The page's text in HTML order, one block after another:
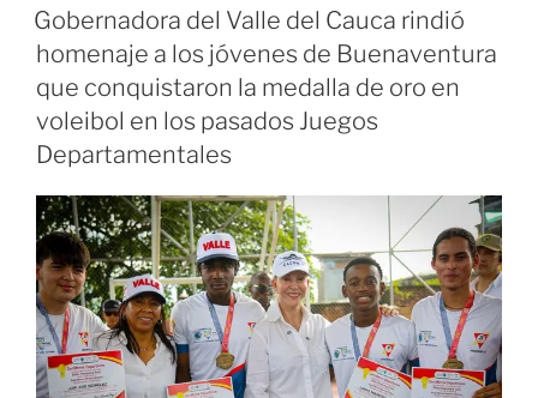
26
municipios
fueron
seleccionados
para
acceder
Fondo
ValleINN+»
EL
Gobernadora del Valle del Cauca rindió
homenaje a los jóvenes de Buenaventura
que conquistaron la medalla de oro en
voleibol en los pasados Juegos
Departamentales